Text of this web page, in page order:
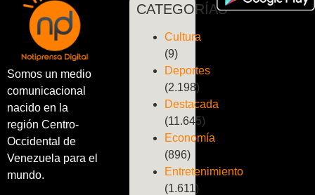
Somos un medio
comunicacional
nacido en la
región Centro-
Occidental de
Venezuela para el
mundo.
CATEGORÍAS
Cultura
(9)
Deportes
(2.198)
Destacada
(11.645)
Economía
(896)
Entretenimiento
(1.611)